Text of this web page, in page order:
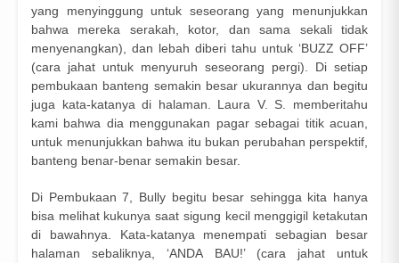
yang menyinggung untuk seseorang yang menunjukkan
bahwa mereka serakah, kotor, dan sama sekali tidak
menyenangkan), dan lebah diberi tahu untuk ‘BUZZ OFF’
(cara jahat untuk menyuruh seseorang pergi). Di setiap
pembukaan banteng semakin besar ukurannya dan begitu
juga kata-katanya di halaman. Laura V. S. memberitahu
kami bahwa dia menggunakan pagar sebagai titik acuan,
untuk menunjukkan bahwa itu bukan perubahan perspektif,
banteng benar-benar semakin besar.
Di Pembukaan 7, Bully begitu besar sehingga kita hanya
bisa melihat kukunya saat sigung kecil menggigil ketakutan
di bawahnya. Kata-katanya menempati sebagian besar
halaman sebaliknya, ‘ANDA BAU!’ (cara jahat untuk